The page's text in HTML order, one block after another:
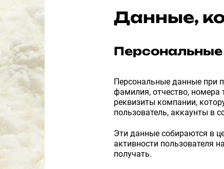
Данные,
Персональные данные при
фамилия, отчество, номера
реквизиты компании,
пользователь, аккаунты в
Эти данные собираются в
активности пользователя
получать.